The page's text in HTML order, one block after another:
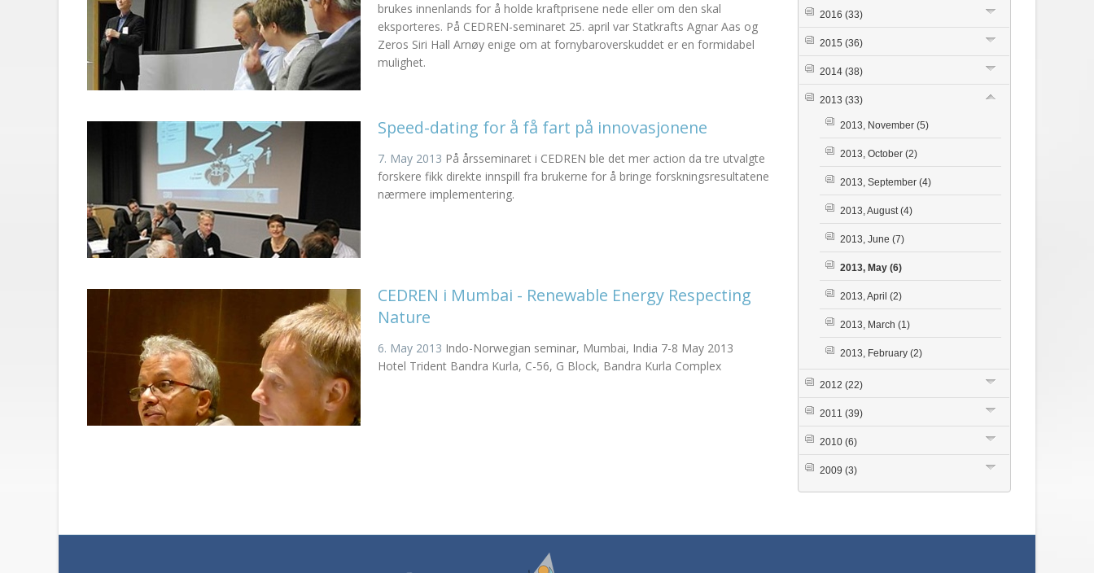
brukes innenlands for å holde kraftprisene nede eller om den skal
eksporteres. På CEDREN-seminaret 25. april var Statkrafts Agnar Aas og
Zeros Siri Hall Arnøy enige om at fornybaroverskuddet er en formidabel
mulighet.
Speed-dating for å få fart på innovasjonene
7. May 2013 På årsseminaret i CEDREN ble det mer action da tre utvalgte
forskere fikk direkte innspill fra brukerne for å bringe forskningsresultatene
nærmere implementering.
CEDREN i Mumbai - Renewable Energy Respecting
Nature
6. May 2013 Indo-Norwegian seminar, Mumbai, India 7-8 May 2013
Hotel Trident Bandra Kurla, C-56, G Block, Bandra Kurla Complex
2016 (33)
2015 (36)
2014 (38)
2013 (33)
2013, November (5)
2013, October (2)
2013, September (4)
2013, August(4)
2013, June (7)
2013, May (6)
2013, April (2)
2013, March (1)
2013, February (2)
2012 (22)
2011 (39)
2010 (6)
2009 (3)